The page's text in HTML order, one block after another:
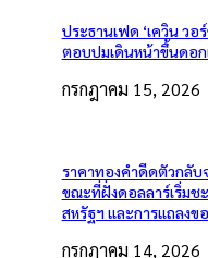
ประธานเฟด ‘เควิน วอ
ตอบปมเดินหน้าขึ้นดอก
กรกฎาคม 15, 2026
ราคาทองคำดีดตัวกลั
ขณะที่ฝั่งดอลลาร์เริ่มช
สหรัฐฯ และการแถลงข
กรกฎาคม 14, 2026